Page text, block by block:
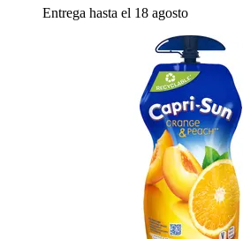
Entrega hasta el 18 agosto